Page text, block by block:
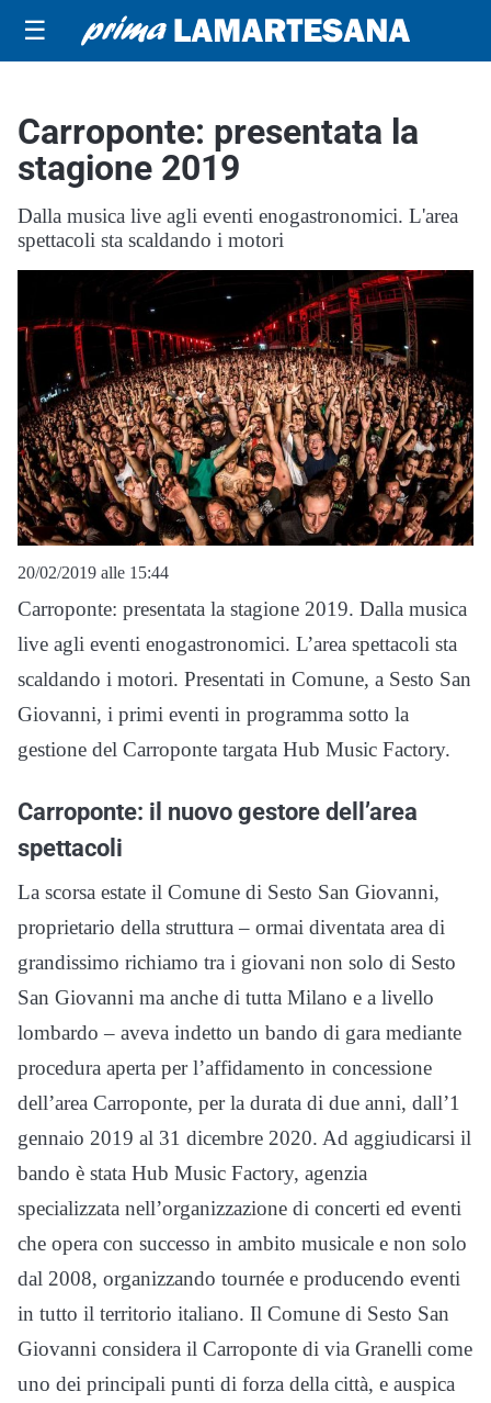
☰
Carroponte: presentata la
stagione 2019
Dalla musica live agli eventi enogastronomici. L'area
spettacoli sta scaldando i motori
20/02/2019 alle 15:44
Carroponte: presentata la stagione 2019. Dalla musica
live agli eventi enogastronomici. L’area spettacoli sta
scaldando i motori. Presentati in Comune, a Sesto San
Giovanni, i primi eventi in programma sotto la
gestione del Carroponte targata Hub Music Factory.
Carroponte: il nuovo gestore dell’area
spettacoli
La scorsa estate il Comune di Sesto San Giovanni,
proprietario della struttura – ormai diventata area di
grandissimo richiamo tra i giovani non solo di Sesto
San Giovanni ma anche di tutta Milano e a livello
lombardo – aveva indetto un bando di gara mediante
procedura aperta per l’affidamento in concessione
dell’area Carroponte, per la durata di due anni, dall’1
gennaio 2019 al 31 dicembre 2020. Ad aggiudicarsi il
bando è stata Hub Music Factory, agenzia
specializzata nell’organizzazione di concerti ed eventi
che opera con successo in ambito musicale e non solo
dal 2008, organizzando tournée e producendo eventi
in tutto il territorio italiano. Il Comune di Sesto San
Giovanni considera il Carroponte di via Granelli come
uno dei principali punti di forza della città, e auspica